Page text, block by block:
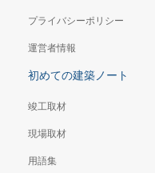
プライバシーポリシー
運営者情報
初めての建築ノート
竣工取材
現場取材
用語集